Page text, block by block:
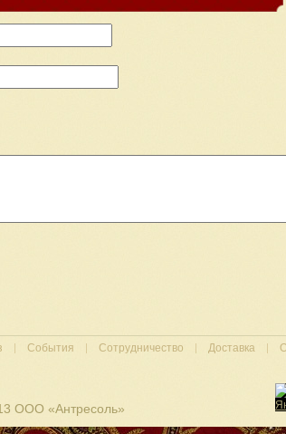
События Сотрудничество Доставка
ООО «Антресоль»